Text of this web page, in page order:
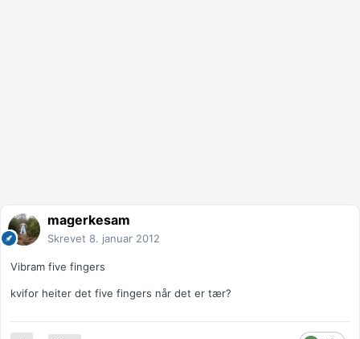
magerkesam
Skrevet 8. januar 2012
Vibram five fingers
kvifor heiter det five fingers når det er tær?